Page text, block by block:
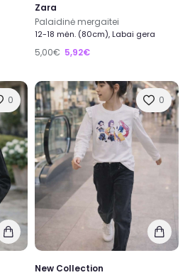
Zara
Palaidinė mergaitei
12-18 mėn. (80cm), Labai gera
5,00€ 5,92€
0 0
New Collection